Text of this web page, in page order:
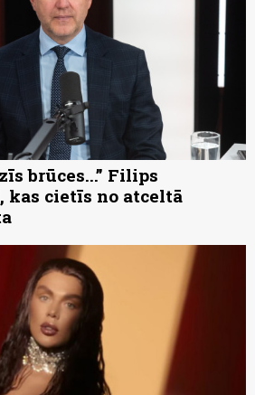
brūces...” Filips
kas cietīs no atceltā